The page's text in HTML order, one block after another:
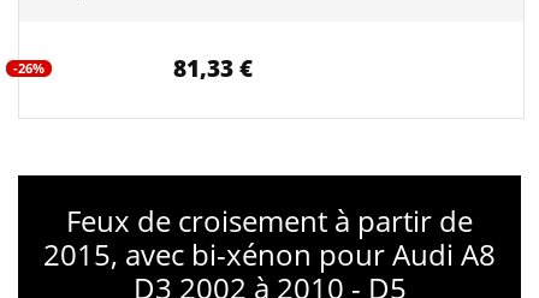
-26% 81,33 €
Feux de croisement à partir de
2015, avec bi-xénon pour Audi A8
D3 2002 à 2010 - D5